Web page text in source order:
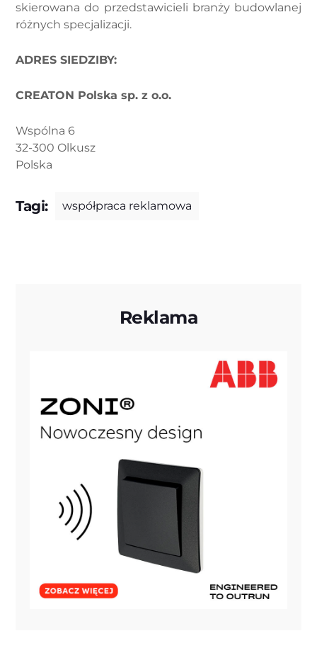
skierowana do przedstawicieli branży budowlanej
różnych specjalizacji.
ADRES SIEDZIBY:
CREATON Polska sp. z o.o.
Wspólna 6
32-300 Olkusz
Polska
Tagi: współpraca reklamowa
Reklama